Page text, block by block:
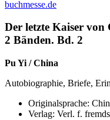
buchmesse.de
Der letzte Kaiser
2 Bänden. Bd. 2
Pu Yi / China
Autobiographie, Briefe,
Originalsprache:
Verlag: Verl. f.